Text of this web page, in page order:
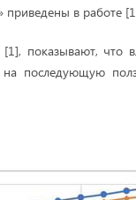
приведены в работе
показывают, что
последующую